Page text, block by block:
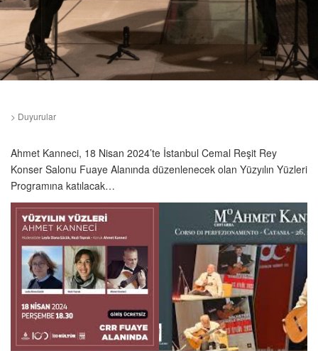
> Duyurular
Ahmet Kanneci, 18 Nisan 2024’te İstanbul Cemal Reşit Rey
Konser Salonu Fuaye Alanında düzenlenecek olan Yüzyılın Yüzleri
Programına katılacak…